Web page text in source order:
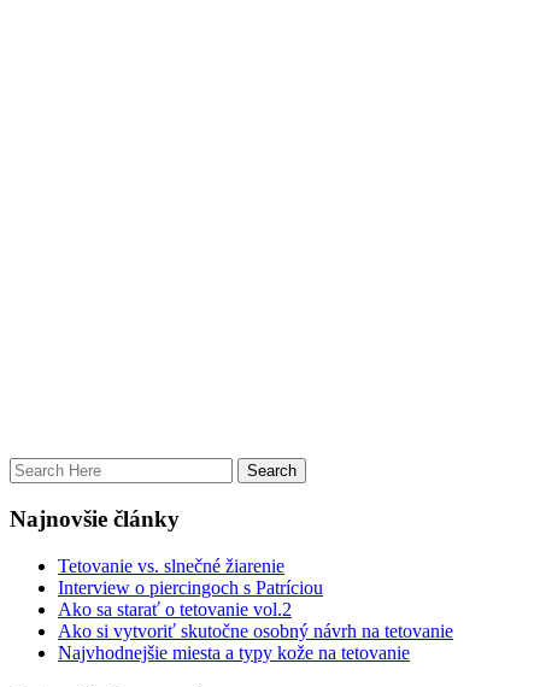
Najnovšie články
Tetovanie vs. slnečné žiarenie
Interview o piercingoch s Patríciou
Ako sa starať o tetovanie vol.2
Ako si vytvoriť skutočne osobný návrh na tetovanie
Najvhodnejšie miesta a typy kože na tetovanie